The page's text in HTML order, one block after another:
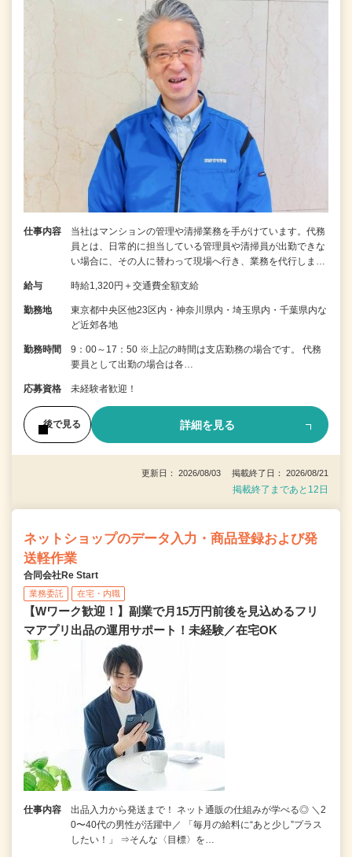
仕事内容
当社はマンションの管理や清掃業務を手がけています。代務
員とは、日常的に担当している管理員や清掃員が出勤できな
い場合に、その人に替わって現場へ行き、業務を代行しま…
給与 時給1,320円＋交通費全額支給
勤務地
東京都中央区他23区内・神奈川県内・埼玉県内・千葉県内な
ど近郊各地
勤務時間
9：00～17：50 ※上記の時間は支店勤務の場合です。 代務
要員として出勤の場合は各…
応募資格 未経験者歓迎！
後で見る 詳細を見る
更新日： 2026/08/03 掲載終了日： 2026/08/21
掲載終了まであと12日
ネットショップのデータ入力・商品登録および発
送軽作業
合同会社Re Start
業務委託 在宅・内職
【Wワーク歓迎！】副業で月15万円前後を見込めるフリ
マアプリ出品の運用サポート！未経験／在宅OK
仕事内容
出品入力から発送まで！ ネット通販の仕組みが学べる◎ ＼2
0〜40代の男性が活躍中／ 「毎月の給料に“あと少し”プラス
したい！」 ⇒そんな〈目標〉を…